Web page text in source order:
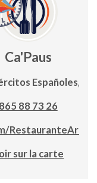
Ca'Paus
Españoles, 12
865 88 73 26
sur la carte